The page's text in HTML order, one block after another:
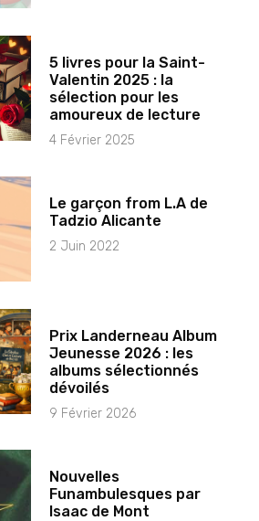
5 livres pour la Saint-
Valentin 2025 : la
sélection pour les
amoureux de lecture
4 Février 2025
Le garçon from L.A de
Tadzio Alicante
2 Juin 2022
Prix Landerneau Album
Jeunesse 2026 : les
albums sélectionnés
dévoilés
9 Février 2026
Nouvelles
Funambulesques par
Isaac de Mont